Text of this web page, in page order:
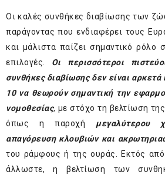
Οι καλές συνθήκες διαβίωσης των
παράγοντας που ενδιαφέρει τους
και μάλιστα παίζει σημαντικό ρόλο
επιλογές. Οι περισσότεροι
συνθήκες διαβίωσης δεν είναι
10 να θεωρούν σημαντική την
νομοθεσίας, με στόχο τη βελτίωση
όπως η παροχή μεγαλύτερου
απαγόρευση κλουβιών και
του ράμφους ή της ουράς. Εκτός
άλλωστε, η βελτίωση των